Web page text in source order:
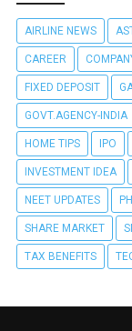
AIRLINE NEWS
CAREER
FIXED DEPOSIT
GOVT.AGENCY-INDIA
HOME TIPS IPO
INVESTMENT IDEA
NEET UPDATES
SHARE MARKET
TAX BENEFITS